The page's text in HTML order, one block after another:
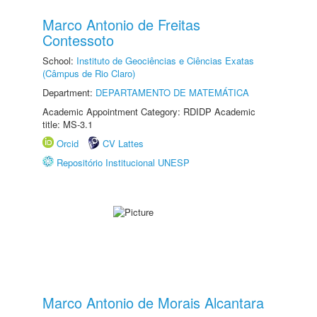
Marco Antonio de Freitas
Contessoto
School: Instituto de Geociências e Ciências Exatas
(Câmpus de Rio Claro)
Department: DEPARTAMENTO DE MATEMÁTICA
Academic Appointment Category: RDIDP Academic
title: MS-3.1
Orcid
CV Lattes
Repositório Institucional UNESP
Marco Antonio de Morais Alcantara